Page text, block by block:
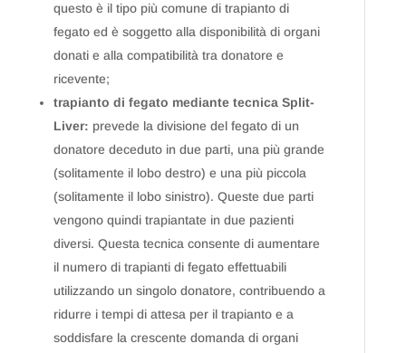
questo è il tipo più comune di trapianto di
fegato ed è soggetto alla disponibilità di organi
donati e alla compatibilità tra donatore e
ricevente;
trapianto di fegato mediante tecnica Split-
Liver: prevede la divisione del fegato di un
donatore deceduto in due parti, una più grande
(solitamente il lobo destro) e una più piccola
(solitamente il lobo sinistro). Queste due parti
vengono quindi trapiantate in due pazienti
diversi. Questa tecnica consente di aumentare
il numero di trapianti di fegato effettuabili
utilizzando un singolo donatore, contribuendo a
ridurre i tempi di attesa per il trapianto e a
soddisfare la crescente domanda di organi